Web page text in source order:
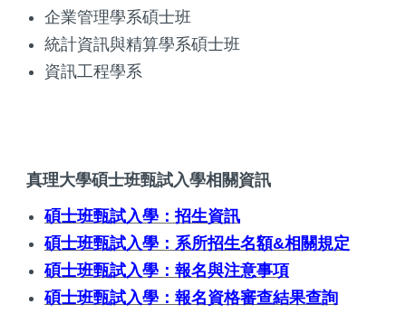
企業管理學系碩士班
統計資訊與精算學系碩士班
資訊工程學系
真理大學碩士班甄試入學相關資訊
碩士班甄試入學：招生資訊
碩士班甄試入學：系所招生名額&相關規定
碩士班甄試入學：報名與注意事項
碩士班甄試入學：報名資格審查結果查詢